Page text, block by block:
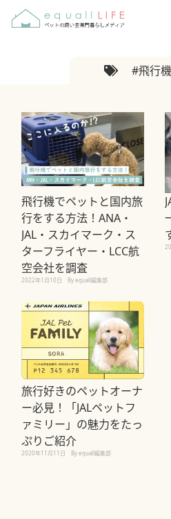
#飛行機
飛行機でペットと国内旅
行をする方法！ANA・
JAL・スカイマーク・ス
ターフライヤー・LCC航
空会社を調査
2022年1月10日 By equall編集部
旅行好きのペットオーナ
ー必見！「JALペットフ
ァミリー」の魅力をたっ
ぷりご紹介
2020年11月11日 By equall編集部